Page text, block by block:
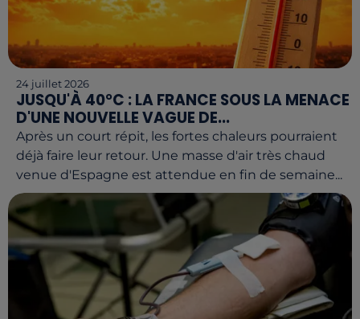
24 juillet 2026
JUSQU'À 40°C : LA FRANCE SOUS LA MENACE
D'UNE NOUVELLE VAGUE DE...
Après un court répit, les fortes chaleurs pourraient
déjà faire leur retour. Une masse d'air très chaud
venue d'Espagne est attendue en fin de semaine...